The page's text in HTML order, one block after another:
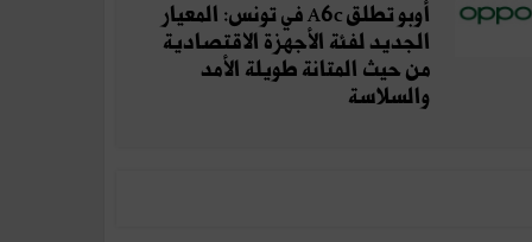
أوبو تطلق A6c في تونس: المعيار
الجديد لفئة الأجهزة الاقتصادية
من حيث المتانة طويلة الأمد
والسلاسة